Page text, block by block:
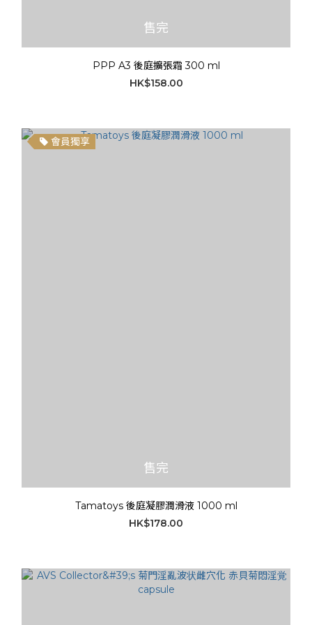
售完
PPP A3 後庭擴張霜 300 ml
HK$158.00
會員獨享
售完
Tamatoys 後庭凝膠潤滑液 1000 ml
HK$178.00